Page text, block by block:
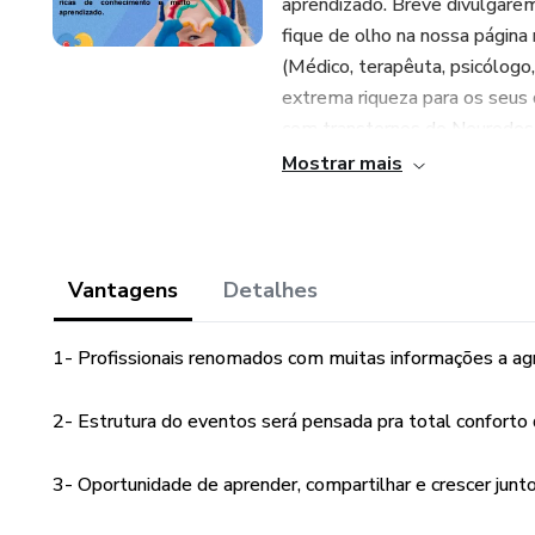
fique de olho na nossa
(Médico, terapêuta,
extrema riqueza para os seus
com transtornos do
que já passou e que ainda
compartilhar práticas
modalidades presencial,
Com uma programação
Mostrar mais
Vantagens Detalhes
1- Profissionais renomados com muitas informações a
2- Estrutura do eventos será pensada pra total conforto
3- Oportunidade de aprender, compartilhar e crescer